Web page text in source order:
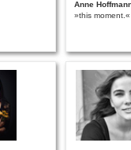
Anne
»this moment.«